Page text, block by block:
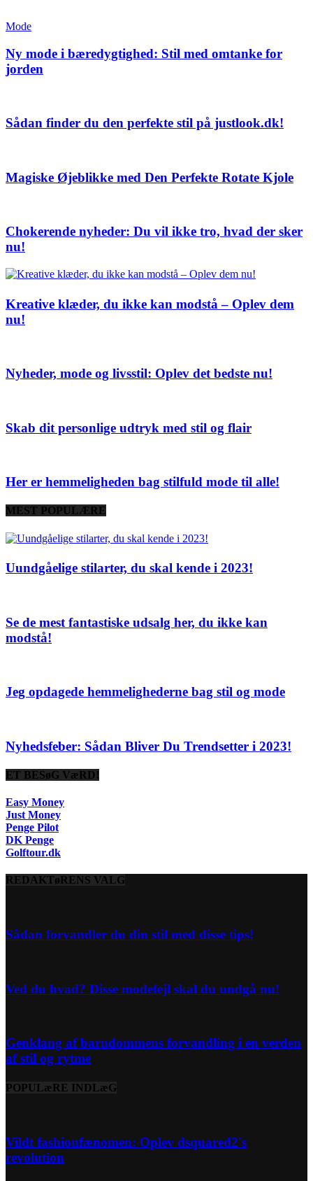
Mode
Ny mode i bæredygtighed: Stil med omtanke for
jorden
Sådan finder du den perfekte stil på justlook.dk!
Magiske Øjeblikke med Den Perfekte Rotate Kjole
Chokerende nyheder: Du vil ikke tro, hvad der sker
nu!
Kreative klæder, du ikke kan modstå – Oplev dem
nu!
Nyheder, mode og livsstil: Oplev det bedste nu!
Skab dit personlige udtryk med stil og flair
Her er hemmeligheden bag stilfuld mode til alle!
MEST POPULÆRE
Uundgåelige stilarter, du skal kende i 2023!
Se de mest fantastiske udsalg her, du ikke kan
modstå!
Jeg opdagede hemmelighederne bag stil og mode
Nyhedsfeber: Sådan Bliver Du Trendsetter i 2023!
ET BESøG VæRD!
Easy Money
Just Money
Penge Pilot
DK Penge
Golftour.dk
REDAKTøRENS VALG
Sådan forvandler du din stil med disse tips!
Ved du hvad? Disse modefejl skal du undgå nu!
Genklang af barndommens forvandling i en verden
af stil og rytme
POPULæRE INDLæG
Vildt fashionfænomen: Oplev dsquared2's
revolution